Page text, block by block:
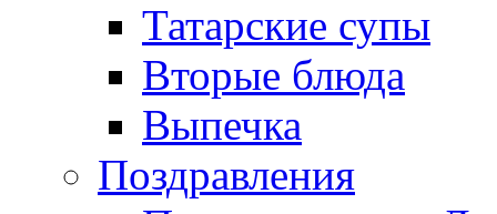
Татарские супы
Вторые блюда
Выпечка
Поздравления